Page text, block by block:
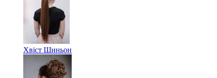
Хвіст Шиньон